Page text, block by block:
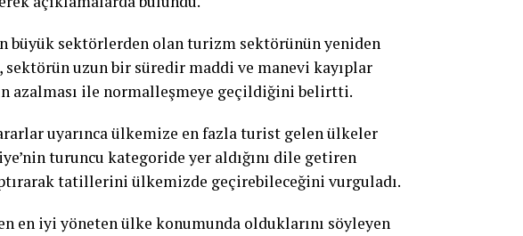
büyük sektörlerden olan turizm sektörünün yeniden
uzun bir süredir maddi ve manevi kayıplar
azalması ile normalleşmeye geçildiğini belirtti.
uyarınca ülkemize en fazla turist gelen ülkeler
turuncu kategoride yer aldığını dile getiren
tatillerini ülkemizde geçirebileceğini vurguladı.
en iyi yöneten ülke konumunda olduklarını söyleyen